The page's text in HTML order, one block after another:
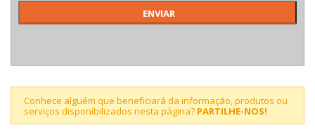
Conhece alguém que beneficiará da informação, produtos ou
serviços disponibilizados nesta página? PARTILHE-NOS!